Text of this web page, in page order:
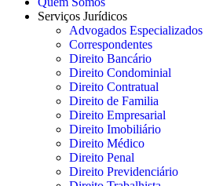
Serviços Jurídicos
Advogados Especializados
Correspondentes
Direito Bancário
Direito Condominial
Direito Contratual
Direito de Familia
Direito Empresarial
Direito Imobiliário
Direito Médico
Direito Penal
Direito Previdenciário